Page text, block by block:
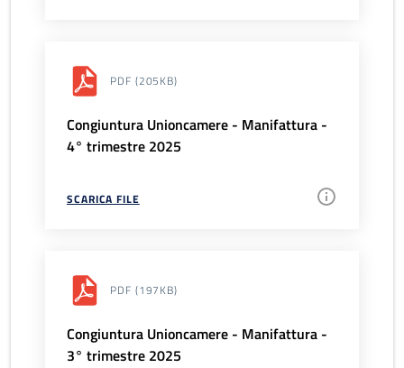
PDF (205KB)
Congiuntura Unioncamere - Manifattura -
4° trimestre 2025
SCARICA FILE
PDF (197KB)
Congiuntura Unioncamere - Manifattura -
3° trimestre 2025